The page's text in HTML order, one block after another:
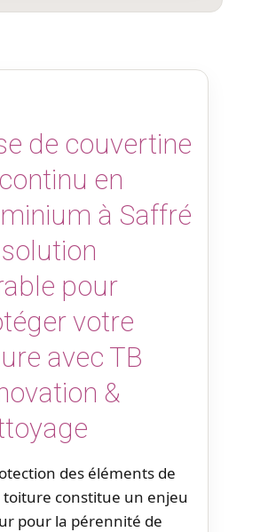
de couvertine
en
à Saffré
pour
votre
avec TB
&
des éléments de
constitue un enjeu
pour la pérennité de